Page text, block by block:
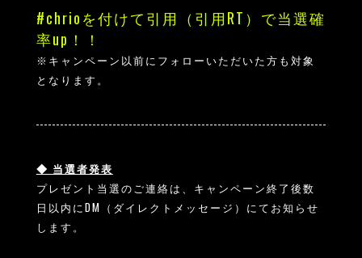
#chrioを付けて引用（引用RT）で当選確
率up！！
※キャンペーン以前にフォローいただいた方も対象
となります。
◆ 当選者発表
プレゼント当選のご連絡は、キャンペーン終了後数
日以内にDM（ダイレクトメッセージ）にてお知らせ
します。